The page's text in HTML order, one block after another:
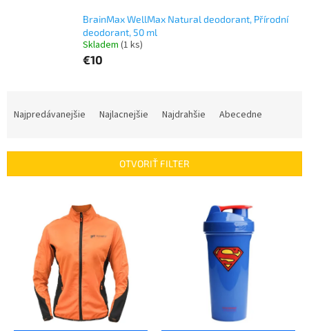
BrainMax WellMax Natural deodorant, Přírodní
deodorant, 50 ml
Skladem (1 ks)
€10
i
Najpredávanejšie Najlacnejšie Najdrahšie Abecedne
OTVORIŤ FILTER